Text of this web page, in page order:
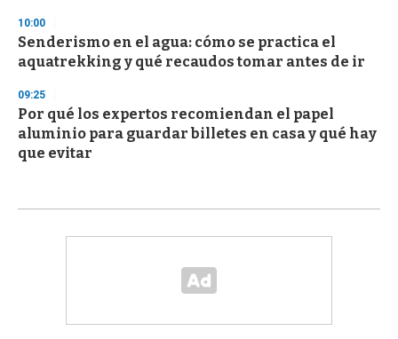
10:00
Senderismo en el agua: cómo se practica el
aquatrekking y qué recaudos tomar antes de ir
09:25
Por qué los expertos recomiendan el papel
aluminio para guardar billetes en casa y qué hay
que evitar